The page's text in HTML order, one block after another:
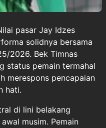
pasar Jay Idzes
solidnya bersama
2026. Bek Timnas
status pemain termahal
merespons pencapaian
hati.
di lini belakang
musim. Pemain